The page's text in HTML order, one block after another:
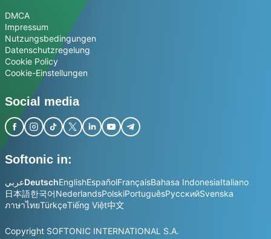
DMCA
Impressum
Nutzungsbedingungen
Datenschutzregelung
Cookie Policy
Cookie-Einstellungen
Social media
Softonic in:
عربيDeutschEnglishEspañolFrançaisBahasa IndonesiaItaliano
日本語한국어NederlandsPolskiPortuguêsРусскийSvenska
ภาษาไทยTürkçeTiếng Việt中文
Copyright SOFTONIC INTERNATIONAL S.A.